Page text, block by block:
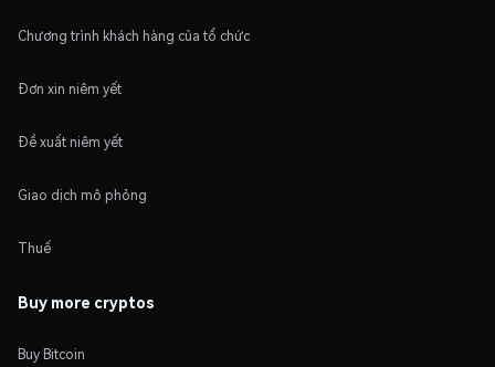
Chương trình khách hàng của tổ chức
Đơn xin niêm yết
Đề xuất niêm yết
Giao dịch mô phỏng
Thuế
Buy more cryptos
Buy Bitcoin